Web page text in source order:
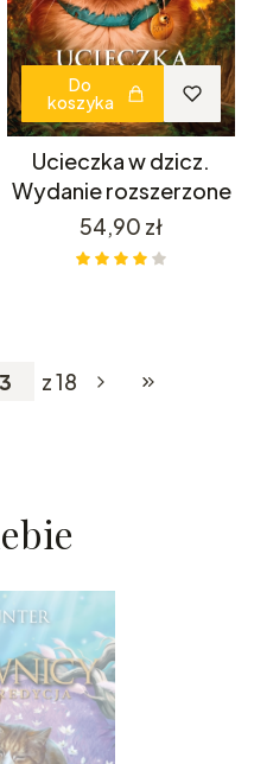
Do
koszyka
Ucieczka w dzicz.
Wydanie rozszerzone
Cena
54,90 zł
z produktami
z 18 Przejdź do